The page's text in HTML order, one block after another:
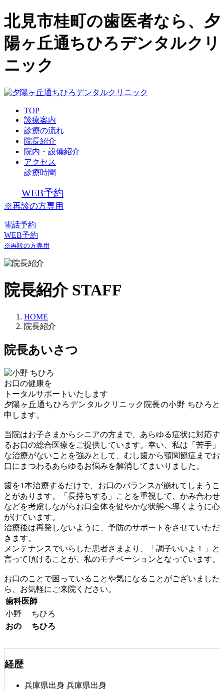
北見市桂町の歯医者なら、夕
陽ヶ丘通ちひろデンタルクリ
ニック
TOP
診療案内
診療の流れ
院長紹介
院内・設備紹介
アクセス
診療時間
WEB予約
※再診の方専用
電話予約
WEB予約
※再診の方専用
院長紹介 STAFF
HOME
院長紹介
院長あいさつ
お口の健康を
トータルサポートいたします
夕陽ヶ丘通ちひろデンタルクリニック院長の小野 ちひろと
申します。
当院はお子さまからシニアの方まで、あらゆる症状に対応す
るお口の総合医療をご提供しています。幸い、私は「苦手」
な治療がないことを強みとして、むし歯から顎関節症までお
口にまつわるあらゆるお悩みを解消してまいりました。
歯を1本治療するだけで、お口のバランスが崩れてしまうこ
とがあります。「長持ちする」ことを重視して、かみ合わせ
などを考慮しながらお口全体を健やかな状態へ導くように心
がけています。
治療後は再発しないように、予防のサポートをさせていただ
きます。
メンテナンスでいらした患者さまより、「調子いいよ！」と
言って頂けることが、私のモチベーションとなっています。
お口のことで困っていることや気になることがございました
ら、お気軽にご来院ください。
歯科医師
小野
ちひろ
おの
ちひろ
経歴
兵庫県出身 兵庫県出身